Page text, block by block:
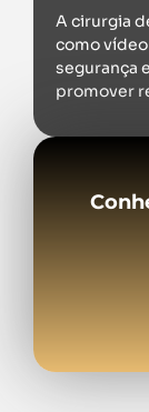
A cirurgia
como
segurança
promover